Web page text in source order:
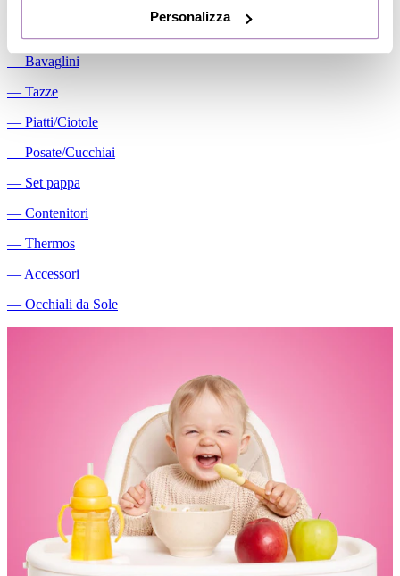
Personalizza
― Bavaglini
― Tazze
― Piatti/Ciotole
― Posate/Cucchiai
― Set pappa
― Contenitori
― Thermos
― Accessori
― Occhiali da Sole